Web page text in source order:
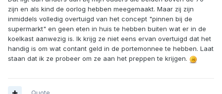
zijn en als kind de oorlog hebben meegemaakt. Maar zij zijn
inmiddels volledig overtuigd van het concept "pinnen bij de
supermarkt" en geen eten in huis te hebben buiten wat er in de
koelkast aanwezig is. Ik krijg ze niet eens ervan overtuigd dat het
handig is om wat contant geld in de portemonnee te hebben. Laat
staan dat ik ze probeer om ze aan het preppen te krijgen.